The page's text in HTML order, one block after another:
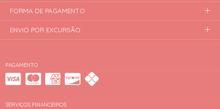
PAGAMENTO
SERVIÇOS FINANCEIROS
FORMA DE PAGAMENTO
ENVIO POR EXCURSÃO